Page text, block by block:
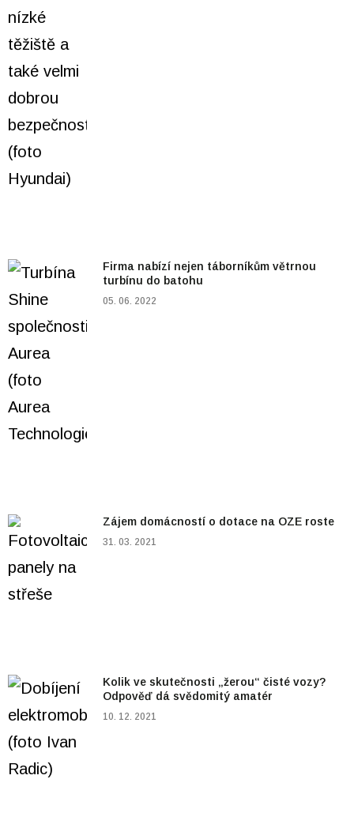
Firma nabízí nejen táborníkům větrnou
turbínu do batohu
05. 06. 2022
Zájem domácností o dotace na OZE roste
31. 03. 2021
Kolik ve skutečnosti „žerou“ čisté vozy?
Odpověď dá svědomitý amatér
10. 12. 2021